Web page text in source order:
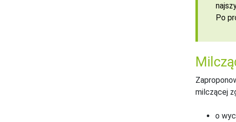
Po
milczącej
o